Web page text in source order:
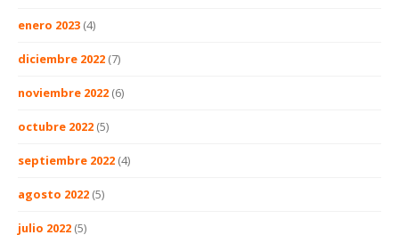
enero 2023 (4)
diciembre 2022 (7)
noviembre 2022 (6)
octubre 2022 (5)
septiembre 2022 (4)
agosto 2022 (5)
julio 2022 (5)